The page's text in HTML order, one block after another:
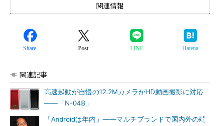
関連情報
Share Post LINE Hatena
関連記事
高速起動が自慢の12.2MカメラがHD動画撮影に対応
――「N-04B」
「Androidは年内」――マルチブランドで国内外の端